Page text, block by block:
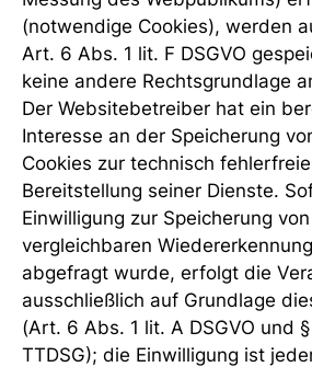
(notwendige Cookies), werden
Art. 6 Abs. 1 lit. F DSGVO
keine andere Rechtsgrundlage
Der Websitebetreiber hat ein
Interesse an der Speicherung
Cookies zur technisch
Bereitstellung seiner Dienste.
Einwilligung zur Speicherung
vergleichbaren
abgefragt wurde, erfolgt die
ausschließlich auf Grundlage
(Art. 6 Abs. 1 lit. A DSGVO und
TTDSG); die Einwilligung ist